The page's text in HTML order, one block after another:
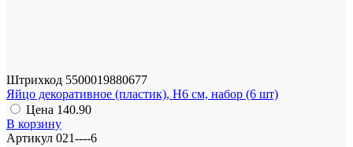
Штрихкод 5500019880677
Яйцо декоративное (пластик), Н6 см, набор (6 шт)
Цена 140.90
В корзину
Артикул 021----6